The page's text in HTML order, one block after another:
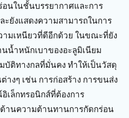
นในชั้นบรรยากาศและการ
ะยังแสดงความสามารถในการ
ามเหนียวที่ดีอีกด้วย ในขณะที่ยัง
น้ำหนักเบาของอะลูมิเนียม
ติทางกลที่มั่นคง ทำให้เป็นวัสดุ
งๆ เช่น การก่อสร้าง การขนส่ง
เล็กทรอนิกส์ที่ต้องการ
านความต้านทานการกัดกร่อน